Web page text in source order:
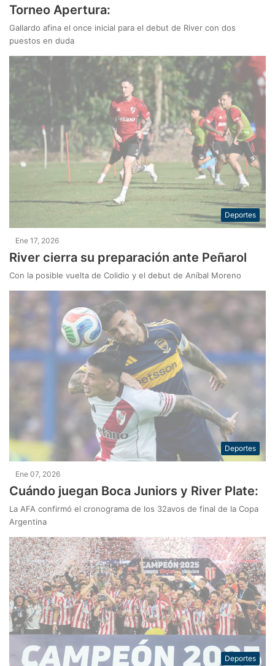
Torneo Apertura:
Gallardo afina el once inicial para el debut de River con dos
puestos en duda
Deportes
Ene 17, 2026
River cierra su preparación ante Peñarol
Con la posible vuelta de Colidio y el debut de Aníbal Moreno
Deportes
Ene 07, 2026
Cuándo juegan Boca Juniors y River Plate:
La AFA confirmó el cronograma de los 32avos de final de la Copa
Argentina
Deportes